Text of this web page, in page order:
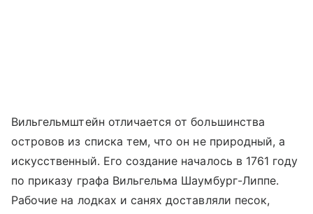
Вильгельмштейн отличается от большинства
островов из списка тем, что он не природный, а
искусственный. Его создание началось в 1761 году
по приказу графа Вильгельма Шаумбург-Липпе.
Рабочие на лодках и санях доставляли песок,